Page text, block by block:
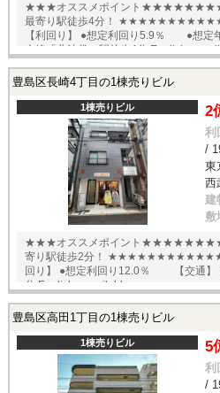
★★★オススメポイント★★★★★★★★★★★★★
最寄り駅徒歩4分！ ★★★★★★★★★★★★★★★★★★★★★★★★
【利回り】 ●想定利回り5.9％ ●想定年収3200万円 【交通】 ●東武東
上線「北池袋」駅徒歩4分 English
豊島区長崎4丁目の1棟売りビル
1棟売りビル 2
利
/
東
西
建
敷
★★★オススメポイント★★★★★★★★★★★★★ ●利回
寄り駅徒歩2分！ ★★★★★★★★★★★★★★★★★★★★★★★★ 【利
回り】 ●想定利回り12.0％ 【交通】 ●西武池袋線「東長崎」駅徒歩2
分 English available
豊島区高田1丁目の1棟売りビル
1棟売りビル 5
利
/